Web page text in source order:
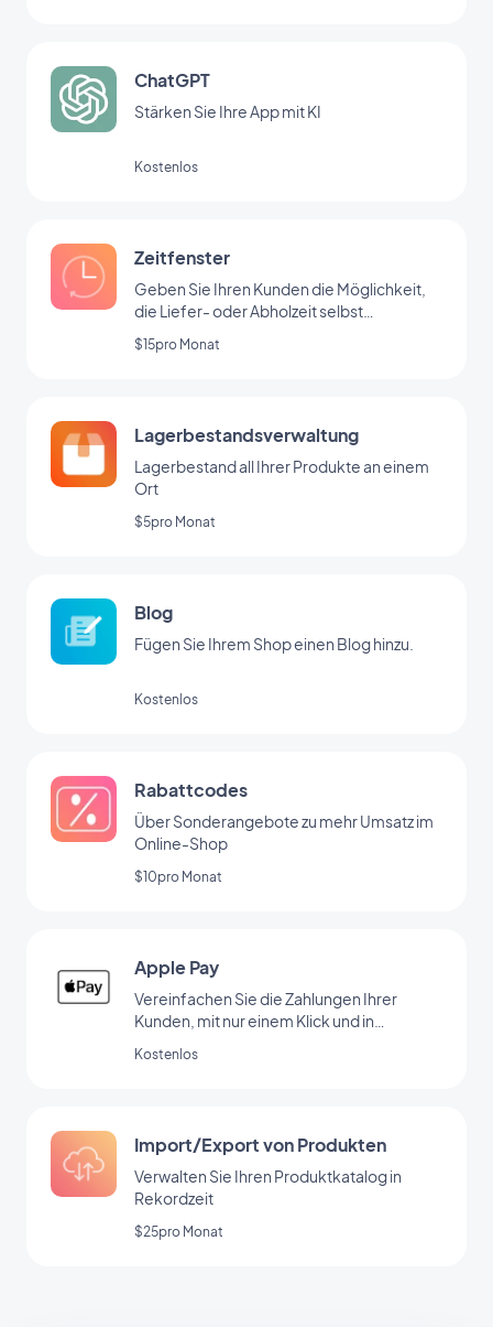
ChatGPT
Stärken Sie Ihre App mit KI
Kostenlos
Zeitfenster
Geben Sie Ihren Kunden die Möglichkeit,
die Liefer- oder Abholzeit selbst
auszuwählen
$15pro Monat
Lagerbestandsverwaltung
Lagerbestand all Ihrer Produkte an einem
Ort
$5pro Monat
Blog
Fügen Sie Ihrem Shop einen Blog hinzu.
Kostenlos
Rabattcodes
Über Sonderangebote zu mehr Umsatz im
Online-Shop
$10pro Monat
Apple Pay
Vereinfachen Sie die Zahlungen Ihrer
Kunden, mit nur einem Klick und in
Kostenlos
Import/Export von Produkten
Verwalten Sie Ihren Produktkatalog in
Rekordzeit
$25pro Monat